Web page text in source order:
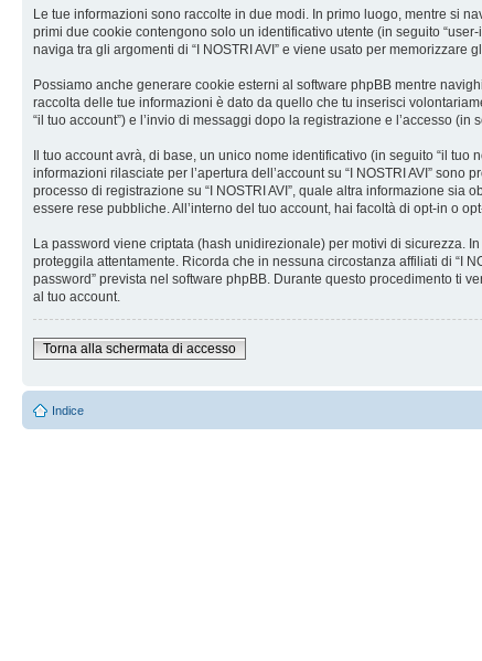
Le tue informazioni sono raccolte in due modi. In primo luogo, mentre si
primi due cookie contengono solo un identificativo utente (in seguito
naviga tra gli argomenti di “I NOSTRI AVI” e viene usato per
Possiamo anche generare cookie esterni al software phpBB mentre
raccolta delle tue informazioni è dato da quello che tu inserisci
“il tuo account”) e l’invio di messaggi dopo la registrazione e l’accesso (in
Il tuo account avrà, di base, un unico nome identificativo (in seguito “il
informazioni rilasciate per l’apertura dell’account su “I NOSTRI AVI”
processo di registrazione su “I NOSTRI AVI”, quale altra informazione
essere rese pubbliche. All’interno del tuo account, hai facoltà di opt-in o
La password viene criptata (hash unidirezionale) per motivi di sicurezza.
proteggila attentamente. Ricorda che in nessuna circostanza affiliati di “I
password” prevista nel software phpBB. Durante questo procedimento ti
al tuo account.
Torna alla schermata di accesso
Indice